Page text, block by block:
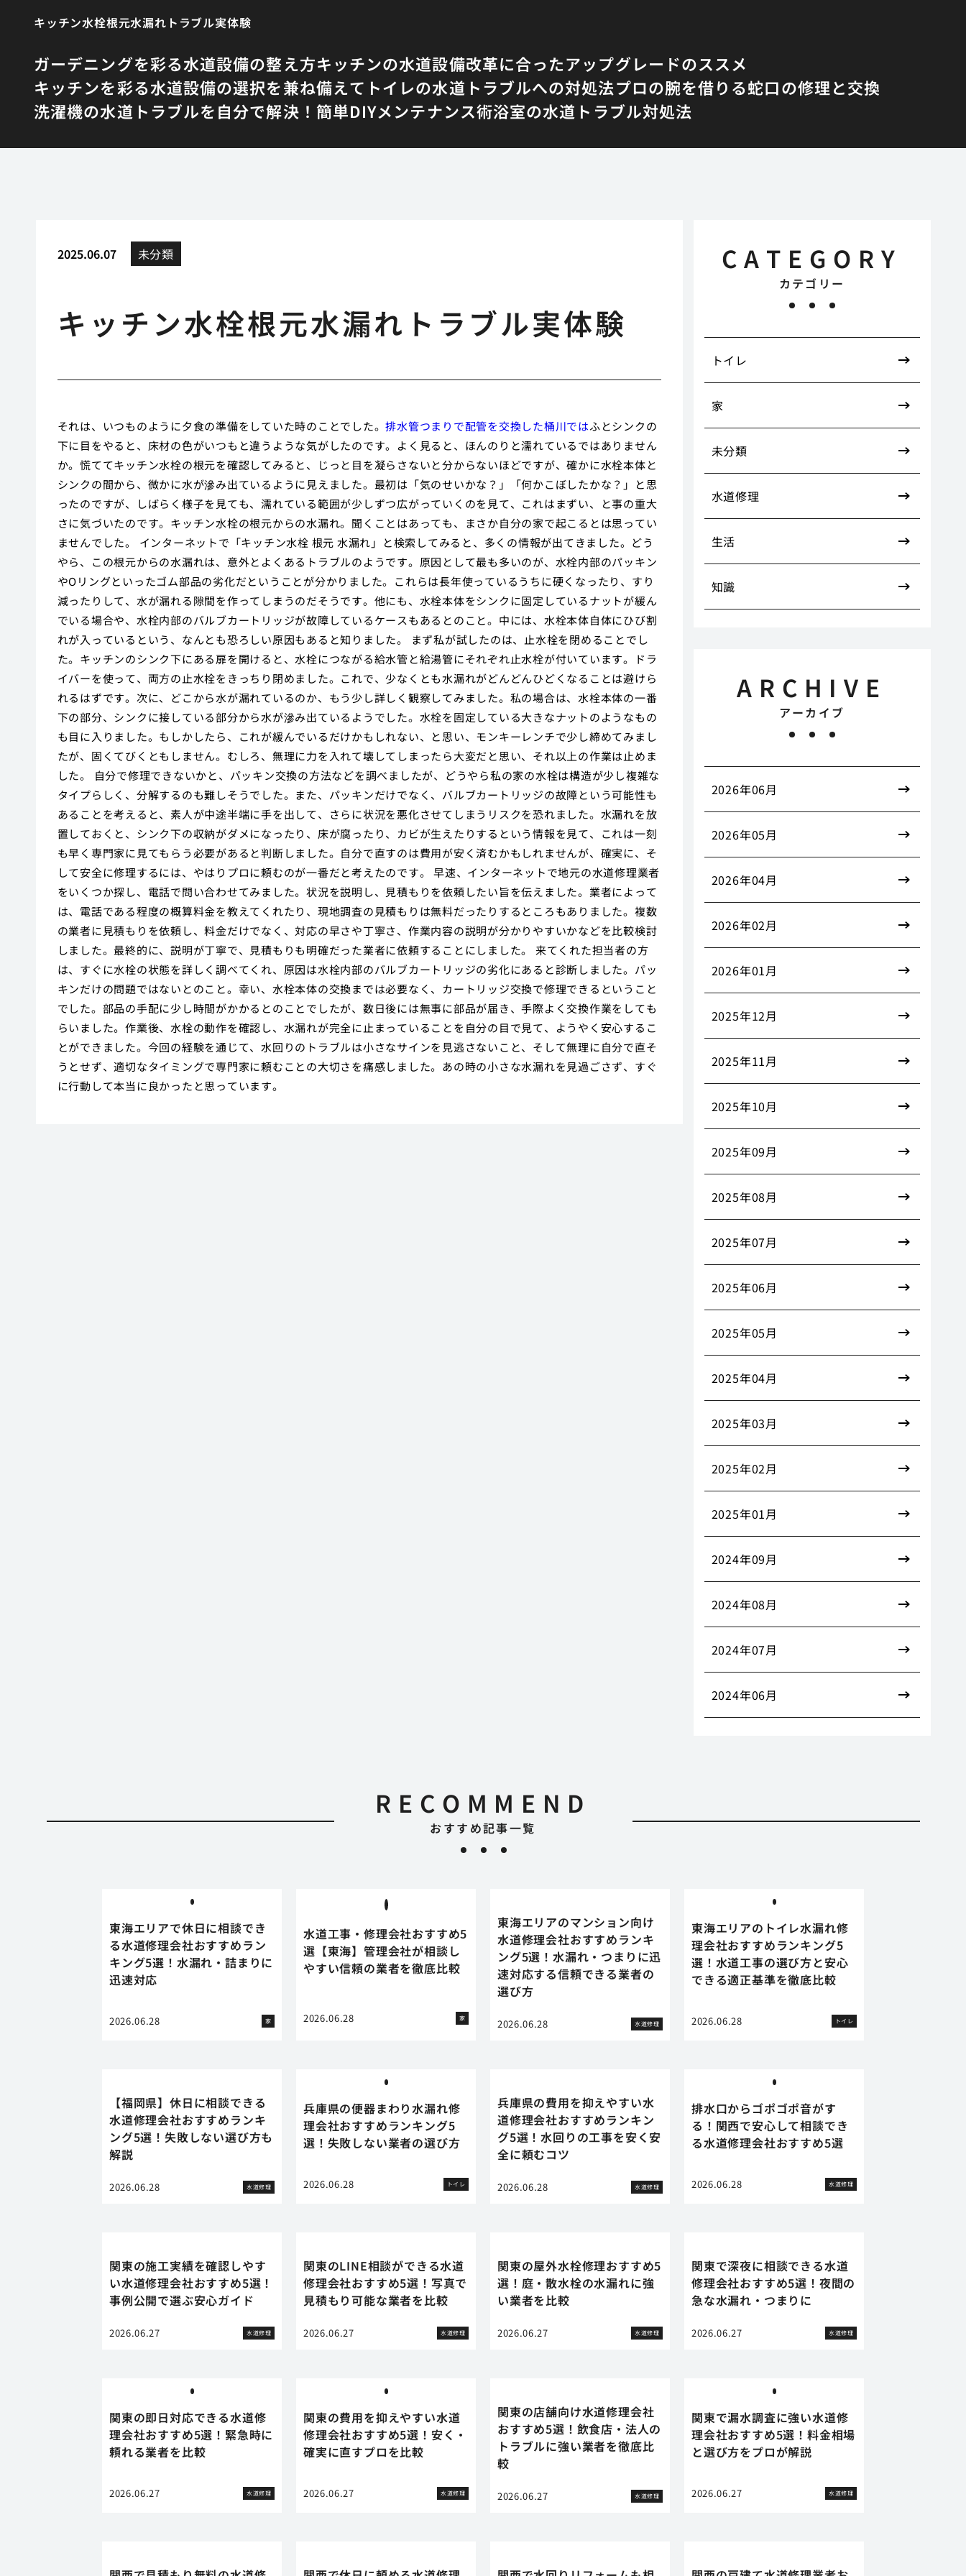
キッチン水栓根元水漏れトラブル実体験
ガーデニングを彩る水道設備の整え方キッチンの水道設備改革に合ったアップグレードのススメ
キッチンを彩る水道設備の選択を兼ね備えて トイレの水道トラブルへの対処法プロの腕を借りる蛇口の修理と交換
洗濯機の水道トラブルを自分で解決！簡単DIYメンテナンス術浴室の水道トラブル対処法
2025.06.07 未分類
キッチン水栓根元水漏れトラブル実体験
それは、いつものように夕食の準備をしていた時のことでした。排水管つまりで配管を交換した桶川ではふとシンクの
下に目をやると、床材の色がいつもと違うような気がしたのです。よく見ると、ほんのりと濡れているではありません
か。慌ててキッチン水栓の根元を確認してみると、じっと目を凝らさないと分からないほどですが、確かに水栓本体と
シンクの間から、微かに水が滲み出ているように見えました。最初は「気のせいかな？」「何かこぼしたかな？」と思
ったのですが、しばらく様子を見ても、濡れている範囲が少しずつ広がっていくのを見て、これはまずい、と事の重大
さに気づいたのです。キッチン水栓の根元からの水漏れ。聞くことはあっても、まさか自分の家で起こるとは思ってい
ませんでした。 インターネットで「キッチン水栓 根元 水漏れ」と検索してみると、多くの情報が出てきました。どう
やら、この根元からの水漏れは、意外とよくあるトラブルのようです。原因として最も多いのが、水栓内部のパッキン
やOリングといったゴム部品の劣化だということが分かりました。これらは長年使っているうちに硬くなったり、すり
減ったりして、水が漏れる隙間を作ってしまうのだそうです。他にも、水栓本体をシンクに固定しているナットが緩ん
でいる場合や、水栓内部のバルブカートリッジが故障しているケースもあるとのこと。中には、水栓本体自体にひび割
れが入っているという、なんとも恐ろしい原因もあると知りました。 まず私が試したのは、止水栓を閉めることでし
た。キッチンのシンク下にある扉を開けると、水栓につながる給水管と給湯管にそれぞれ止水栓が付いています。ドラ
イバーを使って、両方の止水栓をきっちり閉めました。これで、少なくとも水漏れがどんどんひどくなることは避けら
れるはずです。次に、どこから水が漏れているのか、もう少し詳しく観察してみました。私の場合は、水栓本体の一番
下の部分、シンクに接している部分から水が滲み出ているようでした。水栓を固定している大きなナットのようなもの
も目に入りました。もしかしたら、これが緩んでいるだけかもしれない、と思い、モンキーレンチで少し締めてみまし
たが、固くてびくともしません。むしろ、無理に力を入れて壊してしまったら大変だと思い、それ以上の作業は止めま
した。 自分で修理できないかと、パッキン交換の方法などを調べましたが、どうやら私の家の水栓は構造が少し複雑な
タイプらしく、分解するのも難しそうでした。また、パッキンだけでなく、バルブカートリッジの故障という可能性も
あることを考えると、素人が中途半端に手を出して、さらに状況を悪化させてしまうリスクを恐れました。水漏れを放
置しておくと、シンク下の収納がダメになったり、床が腐ったり、カビが生えたりするという情報を見て、これは一刻
も早く専門家に見てもらう必要があると判断しました。自分で直すのは費用が安く済むかもしれませんが、確実に、そ
して安全に修理するには、やはりプロに頼むのが一番だと考えたのです。 早速、インターネットで地元の水道修理業者
をいくつか探し、電話で問い合わせてみました。状況を説明し、見積もりを依頼したい旨を伝えました。業者によって
は、電話である程度の概算料金を教えてくれたり、現地調査の見積もりは無料だったりするところもありました。複数
の業者に見積もりを依頼し、料金だけでなく、対応の早さや丁寧さ、作業内容の説明が分かりやすいかなどを比較検討
しました。最終的に、説明が丁寧で、見積もりも明確だった業者に依頼することにしました。 来てくれた担当者の方
は、すぐに水栓の状態を詳しく調べてくれ、原因は水栓内部のバルブカートリッジの劣化にあると診断しました。パッ
キンだけの問題ではないとのこと。幸い、水栓本体の交換までは必要なく、カートリッジ交換で修理できるということ
でした。部品の手配に少し時間がかかるとのことでしたが、数日後には無事に部品が届き、手際よく交換作業をしても
らいました。作業後、水栓の動作を確認し、水漏れが完全に止まっていることを自分の目で見て、ようやく安心するこ
とができました。今回の経験を通じて、水回りのトラブルは小さなサインを見逃さないこと、そして無理に自分で直そ
うとせず、適切なタイミングで専門家に頼むことの大切さを痛感しました。あの時の小さな水漏れを見過ごさず、すぐ
に行動して本当に良かったと思っています。
RECOMMEND
おすすめ記事一覧
東海エリアで休日に相談でき
る水道修理会社おすすめラン
キング5選！水漏れ・詰まりに
迅速対応
2026.06.28 家
水道工事・修理会社おすすめ5
選【東海】管理会社が相談し
やすい信頼の業者を徹底比較
2026.06.28 家
東海エリアのマンション向け
水道修理会社おすすめランキ
ング5選！水漏れ・つまりに迅
速対応する信頼できる業者の
選び方
2026.06.28 水道修理
東海エリアのトイレ水漏れ修
理会社おすすめランキング5
選！水道工事の選び方と安心
できる適正基準を徹底比較
2026.06.28 トイレ
【福岡県】休日に相談できる
水道修理会社おすすめランキ
ング5選！失敗しない選び方も
解説
2026.06.28 水道修理
兵庫県の便器まわり水漏れ修
理会社おすすめランキング5
選！失敗しない業者の選び方
2026.06.28 トイレ
兵庫県の費用を抑えやすい水
道修理会社おすすめランキン
グ5選！水回りの工事を安く安
全に頼むコツ
2026.06.28 水道修理
排水口からゴポゴポ音がす
る！関西で安心して相談でき
る水道修理会社おすすめ5選
2026.06.28 水道修理
関東の施工実績を確認しやす
い水道修理会社おすすめ5選！
事例公開で選ぶ安心ガイド
2026.06.27 水道修理
関東のLINE相談ができる水道
修理会社おすすめ5選！写真で
見積もり可能な業者を比較
2026.06.27 水道修理
関東の屋外水栓修理おすすめ5
選！庭・散水栓の水漏れに強
い業者を比較
2026.06.27 水道修理
関東で深夜に相談できる水道
修理会社おすすめ5選！夜間の
急な水漏れ・つまりに
2026.06.27 水道修理
関東の即日対応できる水道修
理会社おすすめ5選！緊急時に
頼れる業者を比較
2026.06.27 水道修理
関東の費用を抑えやすい水道
修理会社おすすめ5選！安く・
確実に直すプロを比較
2026.06.27 水道修理
関東の店舗向け水道修理会社
おすすめ5選！飲食店・法人の
トラブルに強い業者を徹底比
較
2026.06.27 水道修理
関東で漏水調査に強い水道修
理会社おすすめ5選！料金相場
と選び方をプロが解説
2026.06.27 水道修理
CATEGORY
カテゴリー
トイレ
家
未分類
水道修理
生活
知識
ARCHIVE
アーカイブ
2026年06月
2026年05月
2026年04月
2026年02月
2026年01月
2025年12月
2025年11月
2025年10月
2025年09月
2025年08月
2025年07月
2025年06月
2025年05月
2025年04月
2025年03月
2025年02月
2025年01月
2024年09月
2024年08月
2024年07月
2024年06月